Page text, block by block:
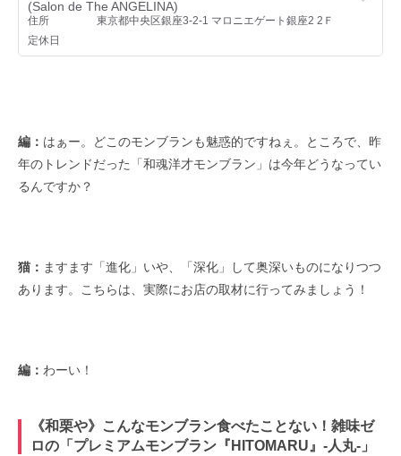
編： はぁー。どこのモンブランも魅惑的ですねぇ。ところで、昨
年のトレンドだった「和魂洋才モンブラン」は今年どうなってい
るんですか？
猫： ますます「進化」いや、「深化」して奥深いものになりつつ
あります。こちらは、実際にお店の取材に行ってみましょう！
編： わーい！
《和栗や》こんなモンブラン食べたことない！雑味ゼ
ロの「プレミアムモンブラン『HITOMARU』-人丸-」